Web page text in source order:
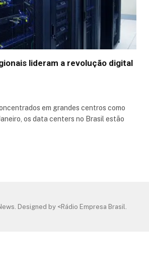
lideram a revolução digital
em grandes centros como
os data centers no Brasil estão
Designed by <Rádio Empresa Brasil.